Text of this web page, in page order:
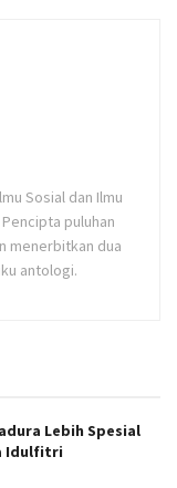
Sosial dan Ilmu
puluhan
menerbitkan dua
antologi.
Lebih Spesial
Idulfitri